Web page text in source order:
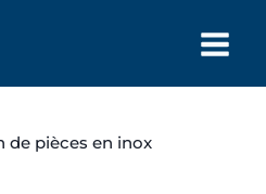
de pièces en inox